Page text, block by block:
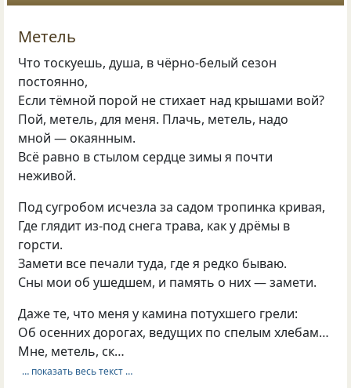
Метель
Что тоскуешь, душа, в чёрно-белый сезон
постоянно,
Если тёмной порой не стихает над крышами вой?
Пой, метель, для меня. Плачь, метель, надо
мной — окаянным.
Всё равно в стылом сердце зимы я почти
неживой.
Под сугробом исчезла за садом тропинка кривая,
Где глядит из-под снега трава, как у дрёмы в
горсти.
Замети все печали туда, где я редко бываю.
Сны мои об ушедшем, и память о них — замети.
Даже те, что меня у камина потухшего грели:
Об осенних дорогах, ведущих по спелым хлебам…
Мне, метель, ск…
… показать весь текст …